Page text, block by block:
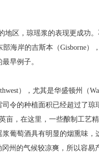
区，琼瑶浆的表现更成功
海岸的吉斯本（Gisborne
早例子。
），尤其是华盛顿州（
令的种植面积已经超过了
亩，在这里，一些酿制工艺
葡萄酒具有明显的烟熏味
冈州的气候较凉爽，所以容易